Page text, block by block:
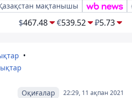
мақтанышы
$467.48 €539.52 ₽5.73
22:29, 11 ақпан 2021
Оқиғалар